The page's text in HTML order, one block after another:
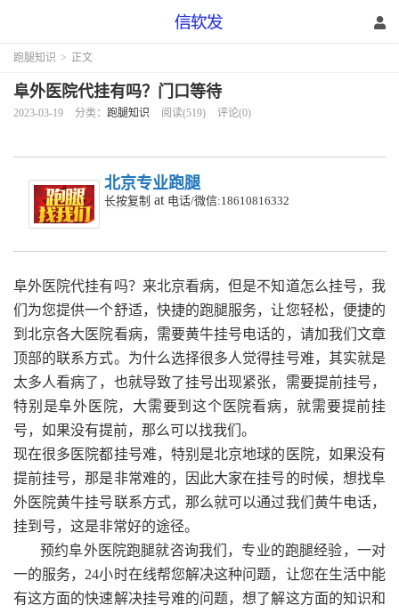
跑腿知识 > 正文
阜外医院代挂有吗？门口等待
2023-03-19 分类： 跑腿知识 阅读(519) 评论(0)
北京专业跑腿
长按复制 at 电话/微信:18610816332
阜外医院代挂有吗？来北京看病，但是不知道怎么挂号，我
们为您提供一个舒适，快捷的跑腿服务，让您轻松，便捷的
到北京各大医院看病，需要黄牛挂号电话的，请加我们文章
顶部的联系方式。为什么选择很多人觉得挂号难，其实就是
太多人看病了，也就导致了挂号出现紧张，需要提前挂号，
特别是阜外医院，大需要到这个医院看病，就需要提前挂
号，如果没有提前，那么可以找我们。
现在很多医院都挂号难，特别是北京地球的医院，如果没有
提前挂号，那是非常难的，因此大家在挂号的时候，想找阜
外医院黄牛挂号联系方式，那么就可以通过我们黄牛电话，
挂到号，这是非常好的途径。
预约阜外医院跑腿就咨询我们，专业的跑腿经验，一对
一的服务，24小时在线帮您解决这种问题，让您在生活中能
有这方面的快速解决挂号难的问题，想了解这方面的知识和